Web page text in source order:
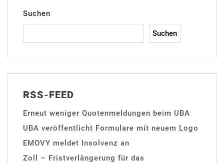
Suchen
Suchen
RSS-FEED
Erneut weniger Quotenmeldungen beim UBA
UBA veröffentlicht Formulare mit neuem Logo
EMOVY meldet Insolvenz an
Zoll – Fristverlängerung für das